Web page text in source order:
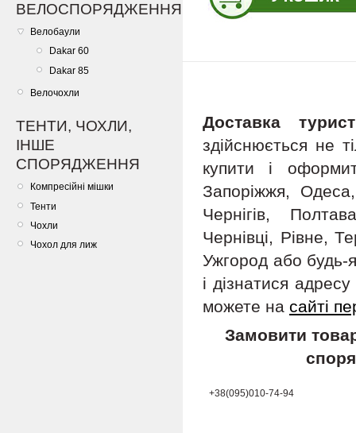
ВЕЛОСПОРЯДЖЕННЯ
Велобаули
Dakar 60
Dakar 85
Велочохли
ТЕНТИ, ЧОХЛИ,
ІНШЕ
СПОРЯДЖЕННЯ
Компресійні мішки
Тенти
Чохли
Чохол для лиж
Доставка
здійснюється не
купити і
Запоріжжя,
Чернігів,
Чернівці, Рівне,
Ужгород або будь-
і дізнатися
можете на сайті
Замовити
+38(095)010-74-94